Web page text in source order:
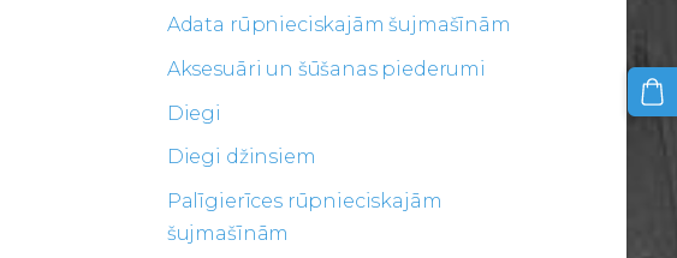
Adata rūpnieciskajām šujmašīnām
Aksesuāri un šūšanas piederumi
Diegi
Diegi džinsiem
Palīgierīces rūpnieciskajām
šujmašīnām